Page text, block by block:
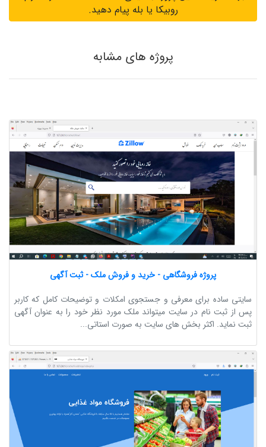
روبیکا یا بله پیام دهید.
پروژه های مشابه
پروژه فروشگاهی - خرید و فروش ملک - ثبت آگهی
سایتی ساده برای معرفی و جستجوی امکلات و توضیحات کامل که کاربر
پس از ثبت نام در سایت میتواند ملک مورد نظر خود را به عنوان آگهی
ثبت نماید. اکثر بخش های سایت به صورت استاتی...